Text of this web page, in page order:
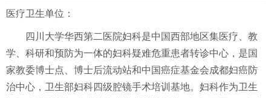
医疗卫生单位：
四川大学华西第二医院妇科是中国西部地区集医疗、教
学、科研和预防为一体的妇科疑难危重患者转诊中心，是国
家教委博士点、博士后流动站和中国癌症基金会成都妇癌防
治中心，卫生部妇科四级腔镜手术培训基地。妇科作为卫生